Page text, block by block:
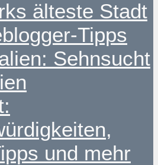
älteste Stadt
Tipps
Sehnsucht
und mehr